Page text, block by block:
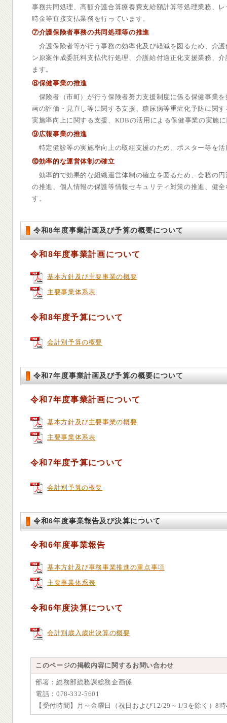
事務共同処理、高額介護合算療養費支給額計算等処理業務、
時金等直接支払業務を行っています。
⑦介護保険者事務の共同処理等の推進
介護保険者等が行う事務の効率化及び軽減を図るため、介
ン原案作成委託料支払代行処理、介護給付適正化支援業務、
ます。
⑧保健事業の推進
保険者（市町）が行う保険者努力支援制度に係る保健事業
画の評価・見直し等に関する支援、糖尿病等重症化予防に関
実施率向上に関する支援、KDBの活用による保健事業の実施
⑨広報事業の推進
特定健診等の実施率向上の取組支援のため、ポスター等を
⑩効率的な運営体制の確立
効率的で効果的な組織運営体制の確立を図るため、会務の
の推進、個人情報の保護等情報セキュリティ対策の推進、健
す。
令和8年度事業計画及び予算の概要について
令和8年度事業計画について
基本方針及び主要事業の概要
主要事業体系表
令和8年度予算について
会計別予算の概要
令和7年度事業計画及び予算の概要について
令和7年度事業計画について
基本方針及び主要事業の概要
主要事業体系表
令和7年度予算について
会計別予算の概要
令和6年度事業報告及び決算について
令和6年度事業報告
基本方針及び事務事業推進の重点事項
主要事業体系表
令和6年度決算について
会計別歳入歳出決算の概要
このページの掲載内容に関するお問い合わせ
部署：総務部総務課総務企画係
電話：078-332-5601
【受付時間】月～金曜日（祝日および12/29～1/3を除く）8